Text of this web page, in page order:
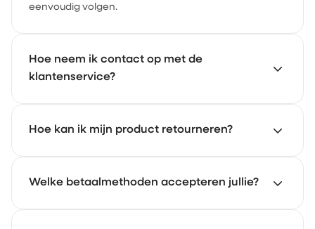
eenvoudig volgen.
Hoe neem ik contact op met de
klantenservice?
Onze klantenservice staat voor je klaar. Mail naar
Hoe kan ik mijn product retourneren?
Ga naar hetretourportaalvan Achaté. Daar meld je
Welke betaalmethoden accepteren jullie?